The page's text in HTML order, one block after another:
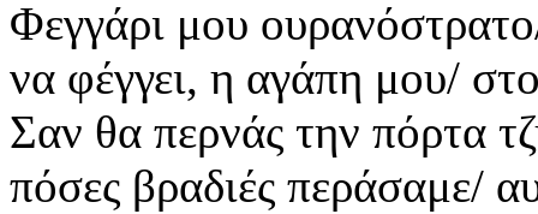
Φεγγάρι μου
να φέγγει, η αγάπη μου/
Σαν θα περνάς την πόρτα
πόσες βραδιές περάσαμε/